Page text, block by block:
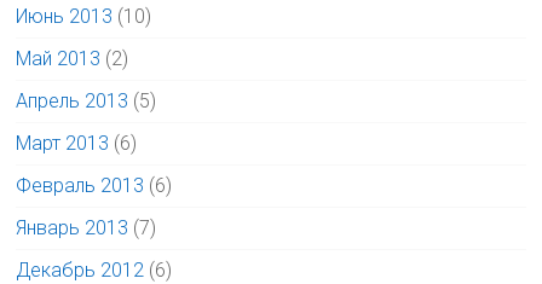
Июнь 2013 (10)
Май 2013 (2)
Апрель 2013 (5)
Март 2013 (6)
Февраль 2013 (6)
Январь 2013 (7)
Декабрь 2012 (6)